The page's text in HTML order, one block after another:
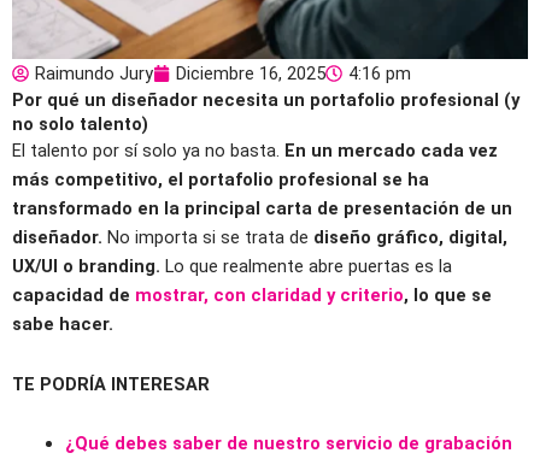
Raimundo Jury Diciembre 16, 2025
4:16 pm
Por qué un diseñador necesita un portafolio profesional (y
no solo talento)
El talento por sí solo ya no basta. En un mercado cada vez
más competitivo, el portafolio profesional se ha
transformado en la principal carta de presentación de un
diseñador. No importa si se trata de diseño gráfico, digital,
UX/UI o branding. Lo que realmente abre puertas es la
capacidad de mostrar, con claridad y criterio, lo que se
sabe hacer.
TE PODRÍA INTERESAR
¿Qué debes saber de nuestro servicio de grabación